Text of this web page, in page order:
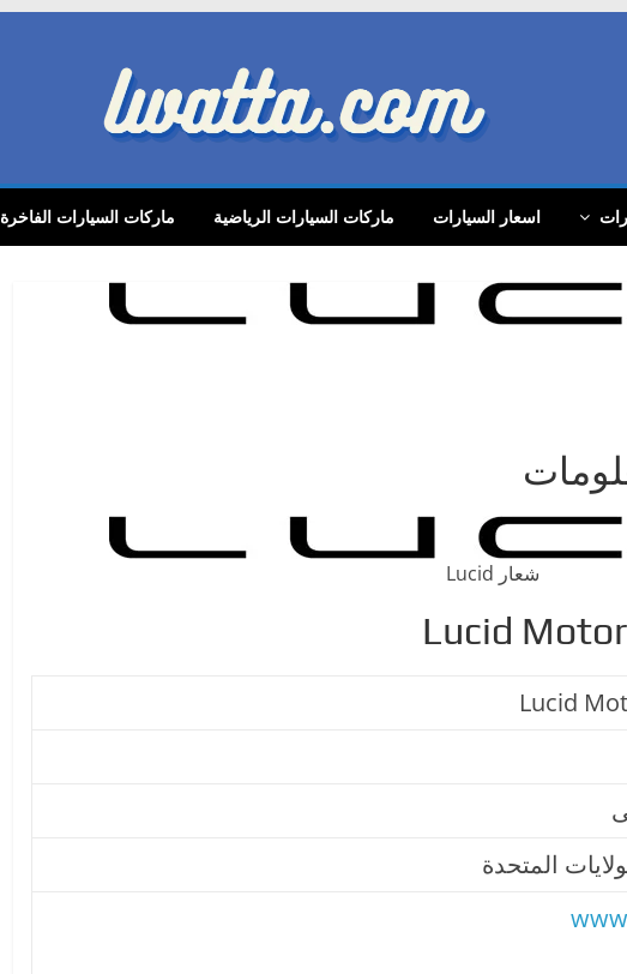
lwatta.com
أ
خ
ا
ر
ا
ر
ا
،
ن
ا
ل
ي
اسعار السيارات ماركات السيارات الرياضية ماركات السيارات الفاخرة
شعار Lucid
المتحدة